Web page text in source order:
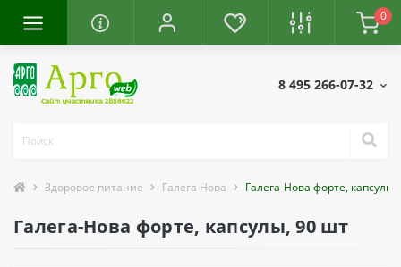
0
8 495 266-07-32
Здоровое питание Галега Нова Галега-Нова форте,
Галега-Нова форте, капсулы, 90 шт